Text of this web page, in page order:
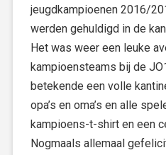
jeugdkampioenen 2016/
werden gehuldigd in de
Het was weer een leuke
kampioensteams bij de
betekende een volle
opa’s en oma’s en alle
kampioens-t-shirt en een
Nogmaals allemaal